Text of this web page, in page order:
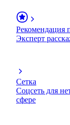
Рекомендация
Эксперт
Сетка
Соцсеть для
сфере